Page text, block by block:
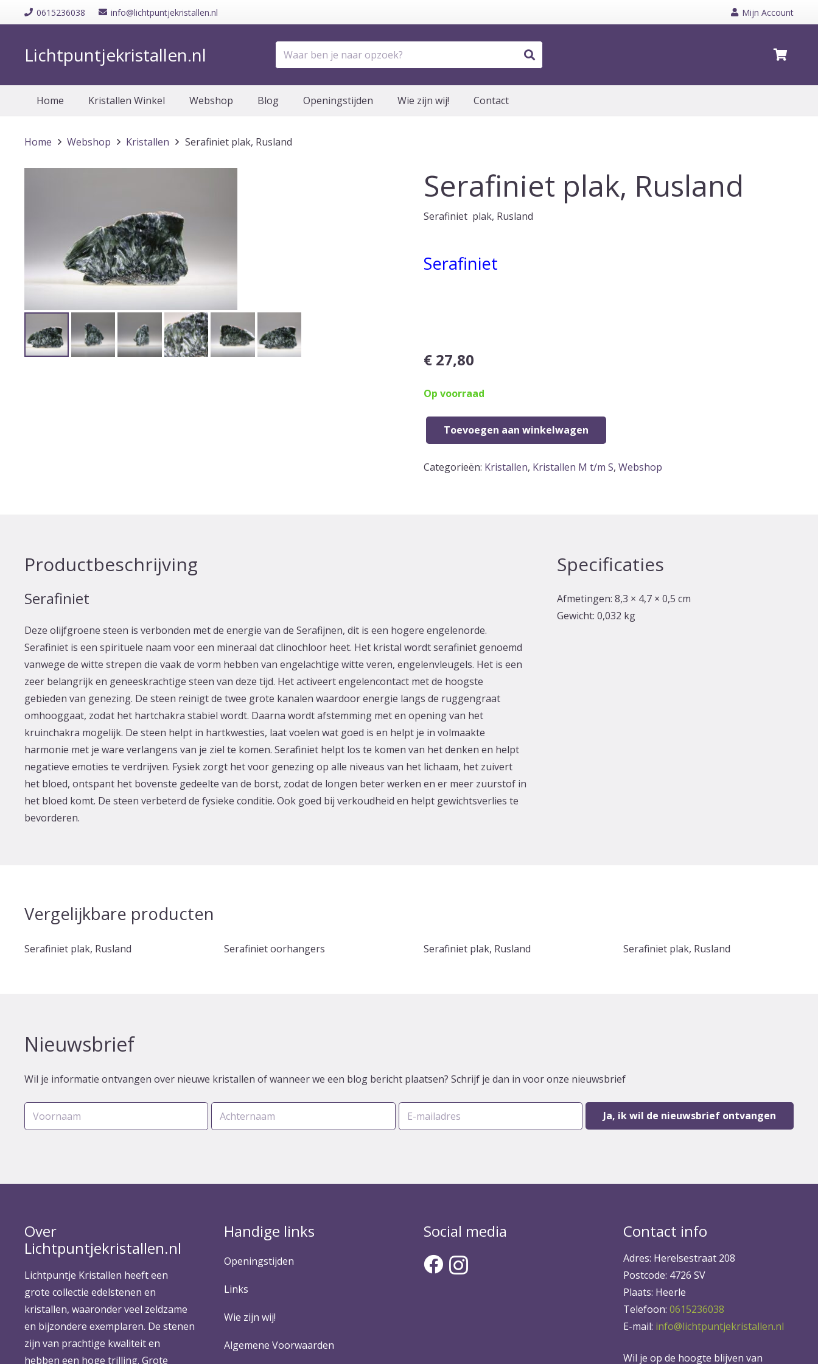
0615236038 info@lichtpuntjekristallen.nl Mijn Account
Lichtpuntjekristallen.nl
Home Kristallen Winkel Webshop Blog Openingstijden Wie zijn wij! Contact
Home Webshop Kristallen Serafiniet plak, Rusland
Serafiniet plak, Rusland
Serafiniet plak, Rusland
Serafiniet
€ 27,80
Op voorraad
Serafiniet
Rusland
Toevoegen aan winkelwagen
Categorieën: Kristallen, Kristallen M t/m S, Webshop
Productbeschrijving
Serafiniet
Deze olijfgroene steen is verbonden met de energie van de Serafijnen, dit is een hogere engelenorde.
Serafiniet is een spirituele naam voor een mineraal dat clinochloor heet. Het kristal wordt serafiniet genoemd
vanwege de witte strepen die vaak de vorm hebben van engelachtige witte veren, engelenvleugels. Het is een
zeer belangrijk en geneeskrachtige steen van deze tijd. Het activeert engelencontact met de hoogste
gebieden van genezing. De steen reinigt de twee grote kanalen waardoor energie langs de ruggengraat
omhooggaat, zodat het hartchakra stabiel wordt. Daarna wordt afstemming met en opening van het
kruinchakra mogelijk. De steen helpt in hartkwesties, laat voelen wat goed is en helpt je in volmaakte
harmonie met je ware verlangens van je ziel te komen. Serafiniet helpt los te komen van het denken en helpt
negatieve emoties te verdrijven. Fysiek zorgt het voor genezing op alle niveaus van het lichaam, het zuivert
het bloed, ontspant het bovenste gedeelte van de borst, zodat de longen beter werken en er meer zuurstof in
het bloed komt. De steen verbeterd de fysieke conditie. Ook goed bij verkoudheid en helpt gewichtsverlies te
bevorderen.
Specificaties
Afmetingen: 8,3 × 4,7 × 0,5 cm
Gewicht: 0,032 kg
Vergelijkbare producten
Serafiniet plak, Rusland Serafiniet oorhangers Serafiniet plak, Rusland Serafiniet plak, Rusland
Nieuwsbrief
Wil je informatie ontvangen over nieuwe kristallen of wanneer we een blog bericht plaatsen? Schrijf je dan in voor onze nieuwsbrief
Over
Lichtpuntjekristallen.nl
Lichtpuntje Kristallen heeft een
grote collectie edelstenen en
kristallen, waaronder veel zeldzame
en bijzondere exemplaren. De stenen
zijn van prachtige kwaliteit en
hebben een hoge trilling. Grote
Handige links
Openingstijden
Links
Wie zijn wij!
Algemene Voorwaarden
Social media Contact info
Adres: Herelsestraat 208
Postcode: 4726 SV
Plaats: Heerle
Telefoon: 0615236038
E-mail: info@lichtpuntjekristallen.nl
Wil je op de hoogte blijven van